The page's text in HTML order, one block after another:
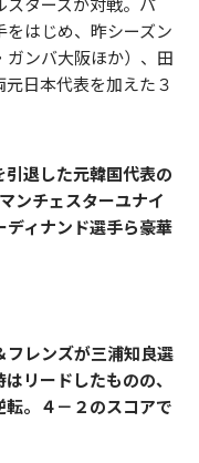
はじめ、昨シーズン
ンバ大阪ほか）、田
日本代表を加えた３
退した元韓国代表の
ンチェスターユナイ
ィナンド選手ら豪華
フレンズが三浦知良選
リードしたものの、
。４－２のスコアで